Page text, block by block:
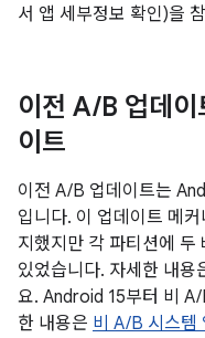
서 앱 세부정보 확인)을
이전 A/B 업데
이트
이전 A/B 업데이트는
입니다. 이 업데이트 메
지했지만 각 파티션에 두
있었습니다. 자세한 내용
요. Android 15부터 비
한 내용은 비 A/B 시스템